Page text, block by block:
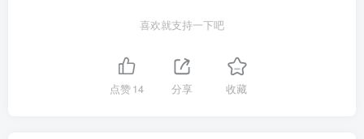
喜欢就支持一下吧
点赞14 分享 收藏